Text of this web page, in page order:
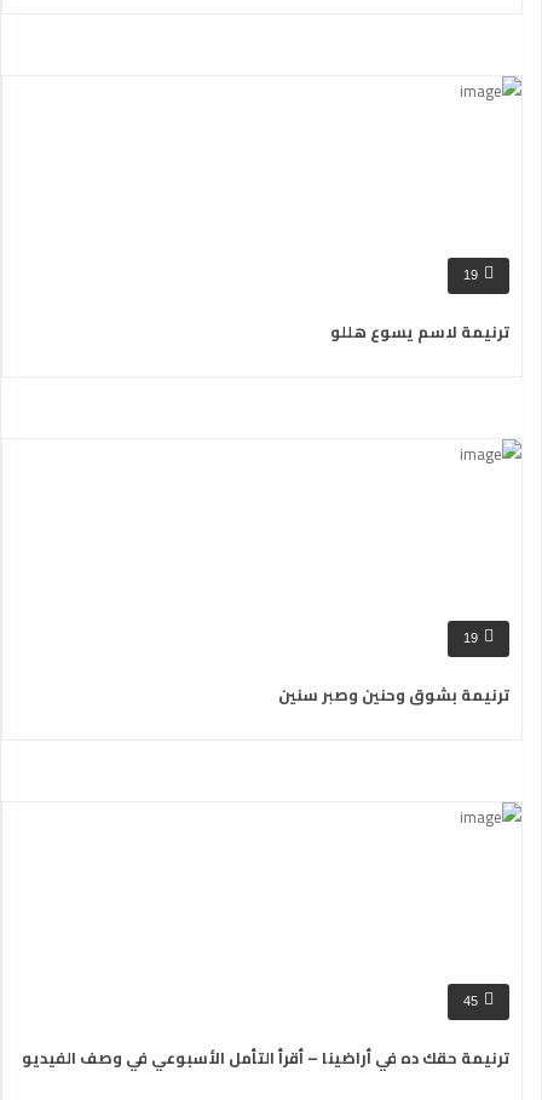
19
ترنيمة لاسم يسوع هللو
19
ترنيمة بشوق وحنين وصبر سنين
45
ترنيمة حقك ده في أراضينا – أقرأ التأمل الأسبوعي في وصف الفيديو